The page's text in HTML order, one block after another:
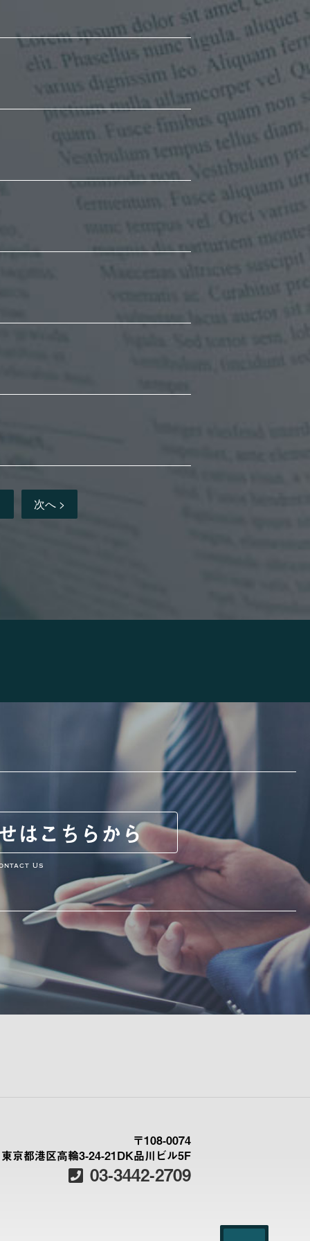
次へ >
はこちらから
Us
〒108-0074
東京都港区高輪3-24-21DK品川ビル5F
03-3442-2709